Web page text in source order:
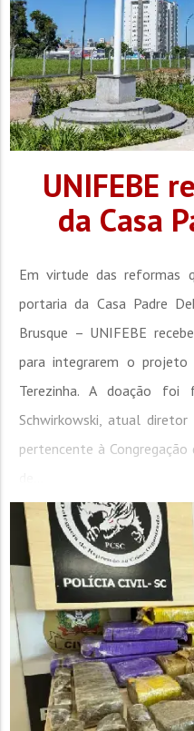
UNIFEBE
da Casa
Em virtude das reformas
portaria da Casa Padre
Brusque – UNIFEBE
para integrarem o projeto
Terezinha. A doação
Schwirkowski, atual
pertencente à Congregação